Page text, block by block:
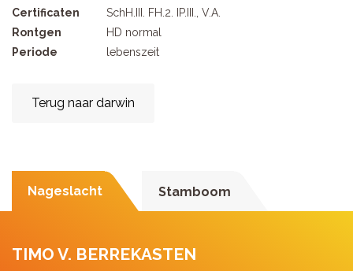
Certificaten
SchH.III. FH.2. IP.III., V.A.
Rontgen
HD normal
Periode
lebenszeit
Terug naar darwin
Nageslacht Stamboom
TIMO V. BERREKASTEN